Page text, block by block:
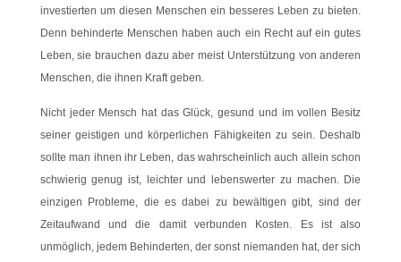
investierten um diesen Menschen ein besseres Leben zu bieten.
Denn behinderte Menschen haben auch ein Recht auf ein gutes
Leben, sie brauchen dazu aber meist Unterstützung von anderen
Menschen, die ihnen Kraft geben.
Nicht jeder Mensch hat das Glück, gesund und im vollen Besitz
seiner geistigen und körperlichen Fähigkeiten zu sein. Deshalb
sollte man ihnen ihr Leben, das wahrscheinlich auch allein schon
schwierig genug ist, leichter und lebenswerter zu machen. Die
einzigen Probleme, die es dabei zu bewältigen gibt, sind der
Zeitaufwand und die damit verbunden Kosten. Es ist also
unmöglich, jedem Behinderten, der sonst niemanden hat, der sich